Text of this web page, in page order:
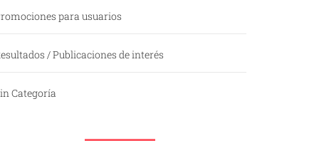
para usuarios
/ Publicaciones de interés
Categoría